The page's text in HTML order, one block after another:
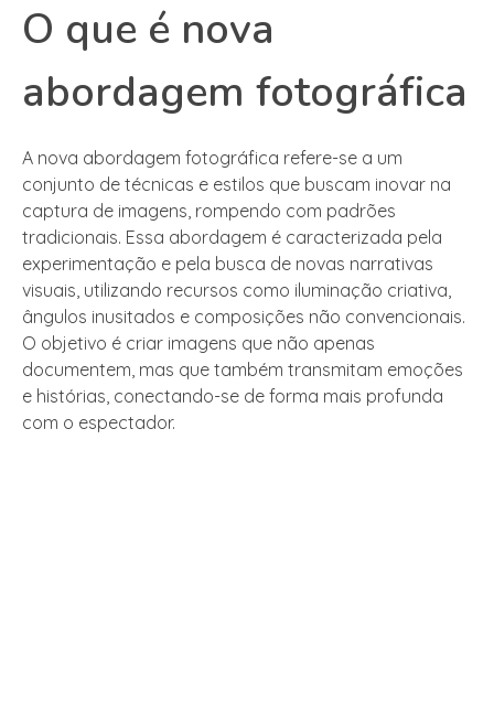
O que é nova
abordagem fotográfica
A nova abordagem fotográfica refere-se a um
conjunto de técnicas e estilos que buscam inovar na
captura de imagens, rompendo com padrões
tradicionais. Essa abordagem é caracterizada pela
experimentação e pela busca de novas narrativas
visuais, utilizando recursos como iluminação criativa,
ângulos inusitados e composições não convencionais.
O objetivo é criar imagens que não apenas
documentem, mas que também transmitam emoções
e histórias, conectando-se de forma mais profunda
com o espectador.